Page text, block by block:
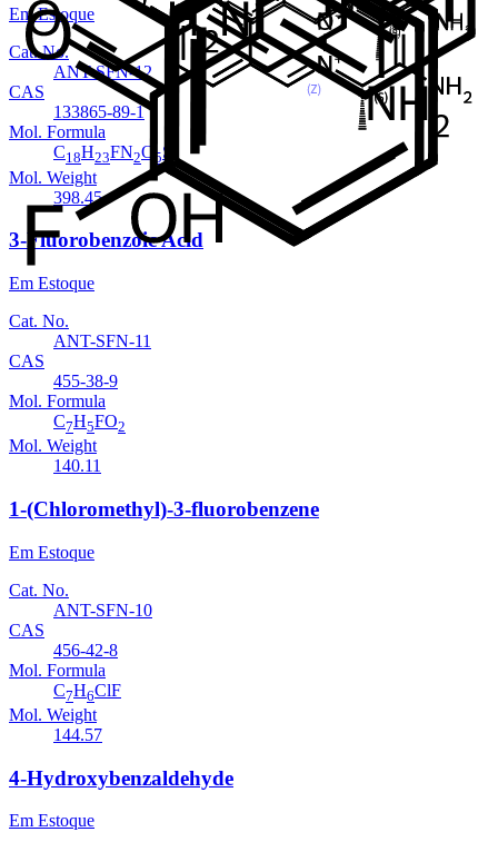
Em Estoque
Cat. No.
ANT-SFN-12
CAS
133865-89-1
Mol. Formula
C18H23FN2O 5S
Mol. Weight
398.45
3-Fluorobenzoic Acid
Em Estoque
Cat. No.
ANT-SFN-11
CAS
455-38-9
Mol. Formula
C7H5FO2
Mol. Weight
140.11
1-(Chloromethyl)-3-fluorobenzene
Em Estoque
Cat. No.
ANT-SFN-10
CAS
456-42-8
Mol. Formula
C7H6ClF
Mol. Weight
144.57
4-Hydroxybenzaldehyde
Em Estoque